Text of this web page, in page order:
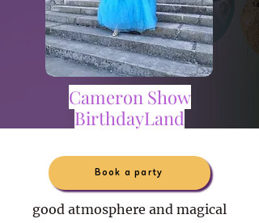
Cameron Show
BirthdayLand
Book a party
good atmosphere and magical